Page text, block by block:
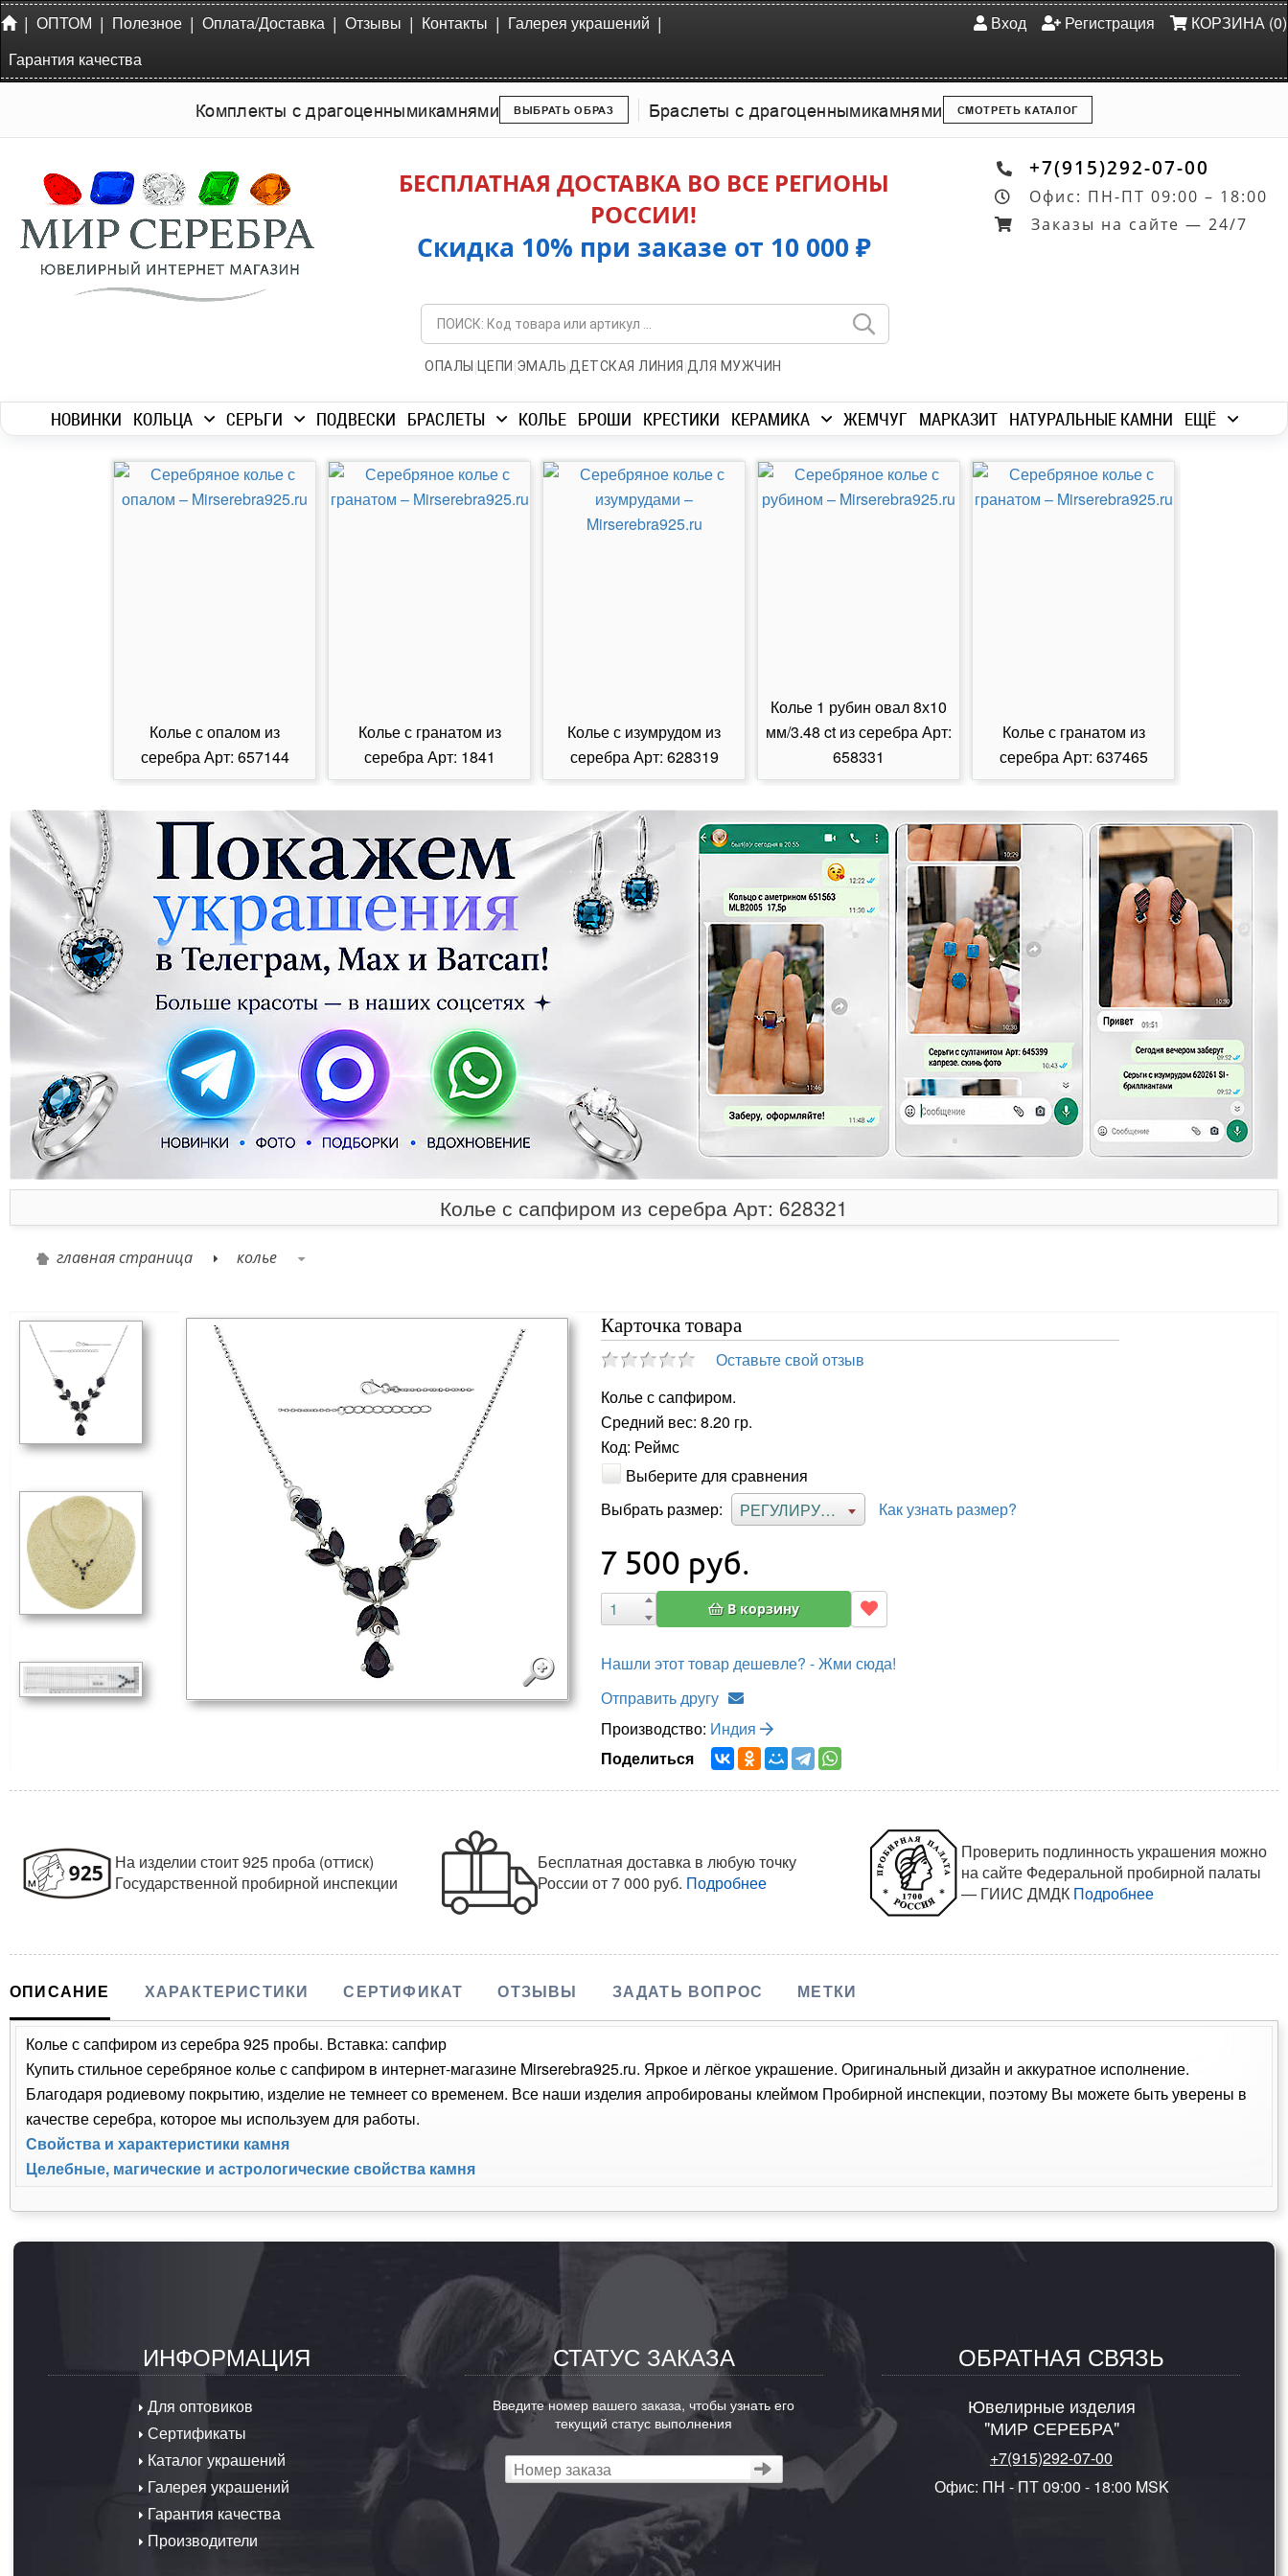
| ОПТОМ | Полезное | Оплата/Доставка | Отзывы | Контакты | Галерея украшений |
Гарантия качества
Вход Регистрация КОРЗИНА (0)
Комплекты с драгоценнымикамнями ВЫБРАТЬ ОБРАЗ Браслеты с драгоценнымикамнями СМОТРЕТЬ КАТАЛОГ
БЕСПЛАТНАЯ ДОСТАВКА ВО ВСЕ РЕГИОНЫ
РОССИИ!
Скидка 10% при заказе от 10 000 ₽
ОПАЛЫ | ЦЕПИ |ЭМАЛЬ|ДЕТСКАЯ ЛИНИЯ |ДЛЯ МУЖЧИН
+7(915)292-07-00
Офис: ПН-ПТ 09:00 – 18:00
Заказы на сайте — 24/7
НОВИНКИ КОЛЬЦА СЕРЬГИ ПОДВЕСКИ БРАСЛЕТЫ КОЛЬЕ БРОШИ КРЕСТИКИ КЕРАМИКА ЖЕМЧУГ МАРКАЗИТ НАТУРАЛЬНЫЕ КАМНИ ЕЩЁ
Колье с опалом из
серебра Арт: 657144
Колье с гранатом из
серебра Арт: 1841
Колье с изумрудом из
серебра Арт: 628319
Колье 1 рубин овал 8х10
мм/3.48 ct из серебра Арт:
658331
Колье с гранатом из
серебра Арт: 637465
Колье с сапфиром из серебра Арт: 628321
главная страница колье
Карточка товара
Оставьте свой отзыв
Колье с сапфиром.
Средний вес: 8.20 гр.
Код: Реймс
Выберите для сравнения
Выбрать размер:
РЕГУЛИРУЕМЫЙ Как узнать размер?
7 500 руб.
В корзину
Нашли этот товар дешевле? - Жми сюда!
Отправить другу
Производство: Индия
Поделиться
На изделии стоит 925 проба (оттиск)
Государственной пробирной инспекции
Бесплатная доставка в любую точку
Россииот 7 000 руб. Подробнее
Проверить подлинность украшения можно
на сайте Федеральной пробирной палаты
— ГИИС ДМДК Подробнее
ОПИСАНИЕ ХАРАКТЕРИСТИКИ СЕРТИФИКАТ ОТЗЫВЫ ЗАДАТЬ ВОПРОС МЕТКИ
Колье с сапфиром из серебра 925 пробы. Вставка: сапфир
Купить стильное серебряное колье с сапфиром в интернет-магазине Mirserebra925.ru. Яркое и лёгкое украшение. Оригинальный дизайн и аккуратное исполнение.
Благодаря родиевому покрытию, изделие не темнеет со временем. Все наши изделия апробированы клеймом Пробирной инспекции, поэтому Вы можете быть уверены в
качестве серебра, которое мы используем для работы.
Свойства и характеристики камня
Целебные, магические и астрологические свойства камня
ИНФОРМАЦИЯ
Для оптовиков
Сертификаты
Каталог украшений
Галерея украшений
Гарантия качества
Производители
СТАТУС ЗАКАЗА
Введите номер вашего заказа, чтобы узнать его
текущий статус выполнения
ОБРАТНАЯ СВЯЗЬ
Ювелирные изделия
"МИР СЕРЕБРА"
+7(915)292-07-00
Офис: ПН - ПТ 09:00 - 18:00 MSK